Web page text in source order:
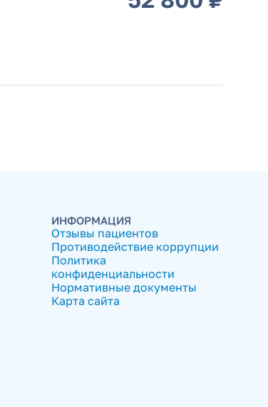
ИНФОРМАЦИЯ
Отзывы пациентов
Противодействие коррупции
Политика
конфиденциальности
Нормативные документы
Карта сайта